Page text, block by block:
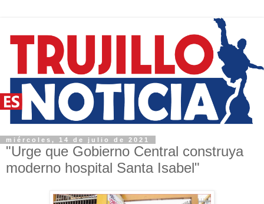
miércoles, 14 de julio de 2021
"Urge que Gobierno Central construya
moderno hospital Santa Isabel"